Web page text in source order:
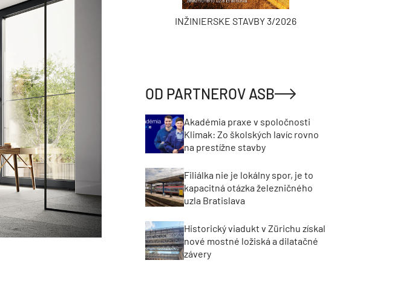
TZB HAUSTECHNIK 3/2026 INŽINIERSKE STAVBY 3/2026
OD PARTNEROV ASB
Akadémia praxe v spoločnosti
Klimak: Zo školských lavíc rovno
na prestížne stavby
Filiálka nie je lokálny spor, je to
kapacitná otázka železničného
uzla Bratislava
Historický viadukt v Zürichu získal
nové mostné ložiská a dilatačné
závery